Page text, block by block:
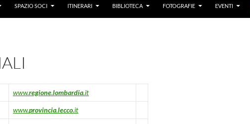
SPAZIO SOCI ITINERARI BIBLIOTECA FOTOGRAFIE EVENTI
www.regione.lombardia.it
www.provincia.lecco.it